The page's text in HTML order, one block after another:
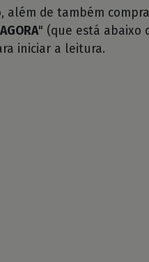
de também
" (que está abaixo
iniciar a leitura.